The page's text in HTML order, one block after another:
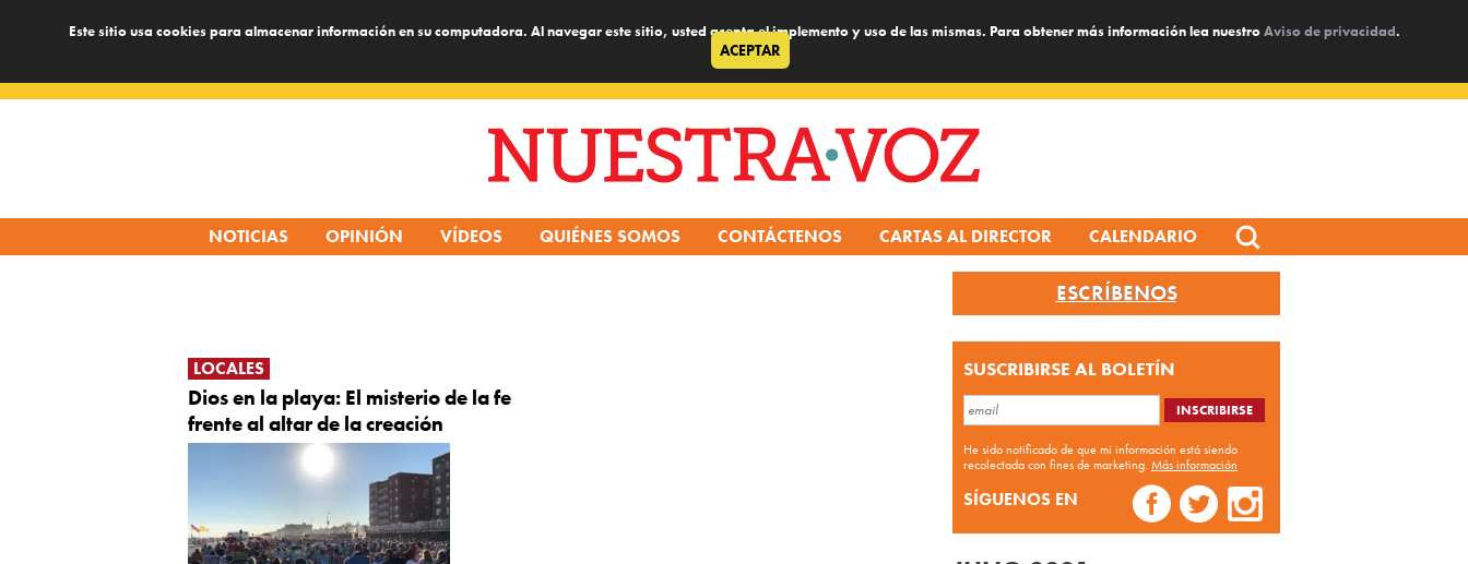
Este sitio usa cookies para almacenar información en su computadora. Al navegar este sitio, usted acepta el implemento y uso de las mismas. Para obtener más información lea nuestroAviso de privacidad.
ACEPTAR
NOTICIAS OPINIÓN VÍDEOS QUIÉNES SOMOS CONTÁCTENOS CARTAS AL DIRECTOR CALENDARIO
Search
for:
LOCALES
Dios en la playa: El misterio de la fe
frente al altar de la creación
ESCRÍBENOS
SUSCRIBIRSE AL BOLETÍN
He sido notificado de que mi información está siendo
recolectada con fines de marketing. Más información
SÍGUENOS EN